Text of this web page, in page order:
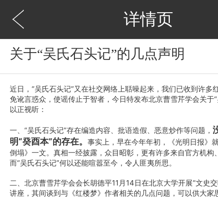
详情页
关于“吴氏石头记”的几点声明
近日，“吴氏石头记”又在社交网络上聒噪起来，我们已收到许多
免讹言惑众，使谣传止于智者，今日特发布北京曹雪芹学会关于
以正视听：
一、“吴氏石头记”存在编造内容、批语造假、恶意炒作等问题，
明“癸酉本”的存在。 事实上，早在今年年初，《光明日报》
倒塌》一文。真相一经披露，众目昭彰，更有许多来自官方机构
而“吴氏石头记”何以还能喧嚣至今，令人匪夷所思。
二、北京曹雪芹学会会长胡德平11月14日在北京大学开展“文史
讲座，其间谈到与《红楼梦》作者相关的几点问题，可以供大家